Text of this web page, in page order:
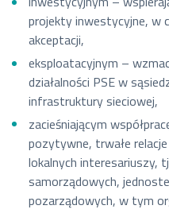
projekty inwestycyjne, w
akceptacji,
eksploatacyjnym –
działalności PSE w
infrastruktury sieciowej,
zacieśniającym
pozytywne, trwałe
lokalnych interesariuszy,
samorządowych,
pozarządowych, w tym